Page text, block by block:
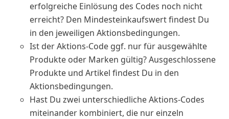
erfolgreiche Einlösung des Codes noch nicht
erreicht? Den Mindesteinkaufswert findest Du
in den jeweiligen Aktionsbedingungen.
Ist der Aktions-Code ggf. nur für ausgewählte
Produkte oder Marken gültig? Ausgeschlossene
Produkte und Artikel findest Du in den
Aktionsbedingungen.
Hast Du zwei unterschiedliche Aktions-Codes
miteinander kombiniert, die nur einzeln